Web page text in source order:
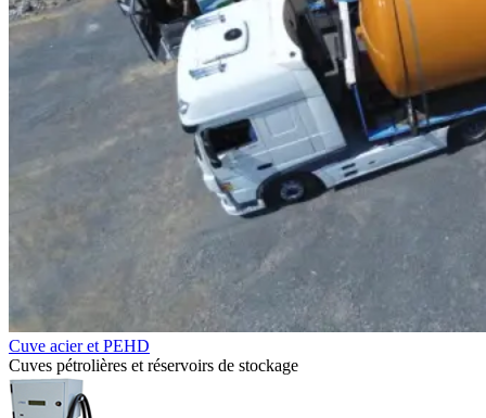
Cuve acier et PEHD
Cuves pétrolières et réservoirs de stockage